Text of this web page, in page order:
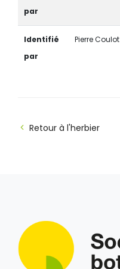
par
Identifié
par
Pierre Coulot
Retour à l'herbier